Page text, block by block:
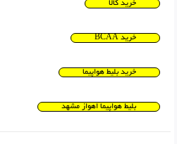
خرید کالا
خرید BCAA
خرید بلیط هواپیما
بلیط هواپیما اهواز مشهد